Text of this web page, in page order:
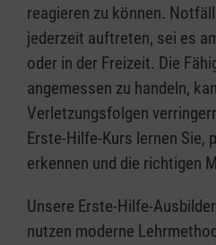
reagieren zu können.
jederzeit auftreten, sei es
oder in der Freizeit. Die
angemessen zu handeln,
Verletzungsfolgen
Erste-Hilfe-Kurs lernen Sie,
erkennen und die richtigen
Unsere Erste-Hilfe-
nutzen moderne